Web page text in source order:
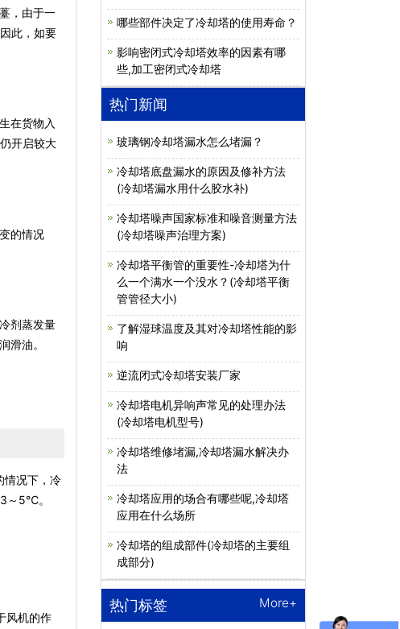
，由于一
此，如要
在货物入
开启较大
的情况
剂蒸发量
滑油。
情况下，冷
～5℃。
风机的作
哪些部件决定了冷却塔的使用寿命？
影响密闭式冷却塔效率的因素有哪
些,加工密闭式冷却塔
热门新闻
玻璃钢冷却塔漏水怎么堵漏？
冷却塔底盘漏水的原因及修补方法
(冷却塔漏水用什么胶水补)
冷却塔噪声国家标准和噪音测量方法
(冷却塔噪声治理方案)
冷却塔平衡管的重要性-冷却塔为什
么一个满水一个没水？(冷却塔平衡
管管径大小)
了解湿球温度及其对冷却塔性能的影
响
逆流闭式冷却塔安装厂家
冷却塔电机异响声常见的处理办法
(冷却塔电机型号)
冷却塔维修堵漏,冷却塔漏水解决办
法
冷却塔应用的场合有哪些呢,冷却塔
应用在什么场所
冷却塔的组成部件(冷却塔的主要组
成部分)
热门标签 More+